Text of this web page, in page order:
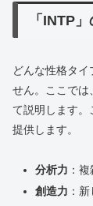
「INTP
どんな性格タ
せん。ここでは
て説明します
提供します。
分析力 ：
創造力 ：